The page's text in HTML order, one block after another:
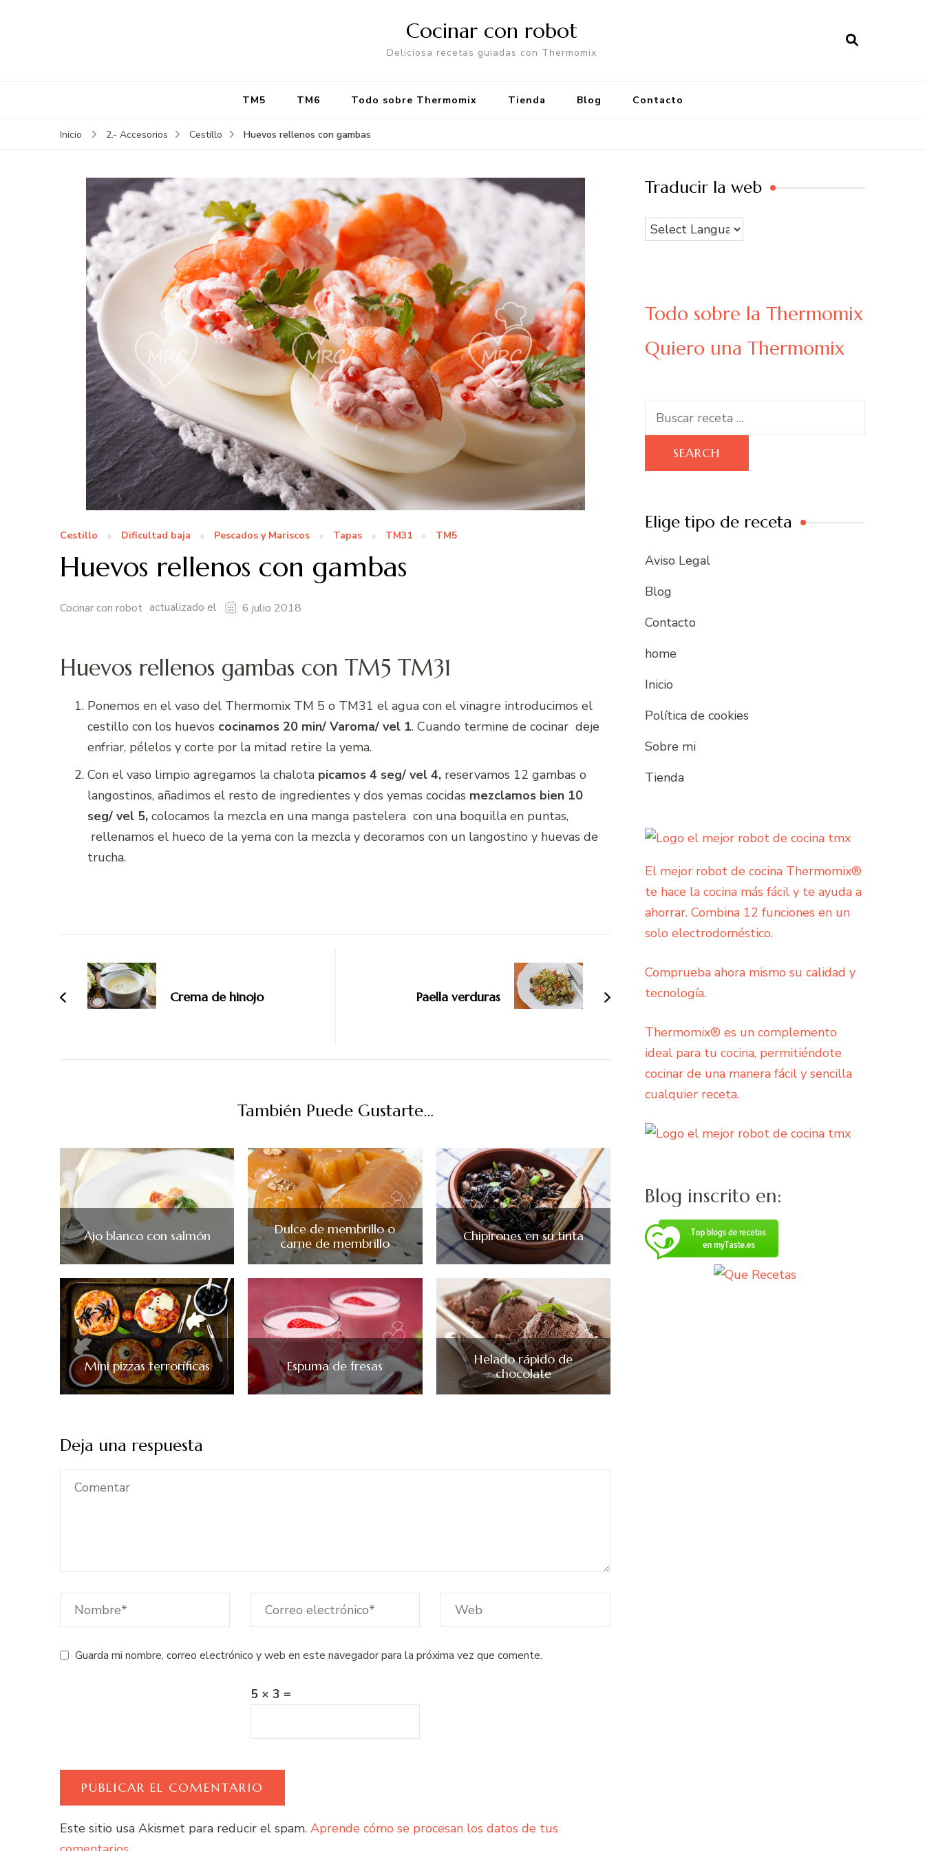
Cocinar con robot
Deliciosa recetas guiadas con Thermomix
TM5 TM6 Todo sobre Thermomix Tienda Blog Contacto
Inicio 2.- Accesorios Cestillo Huevos rellenos con gambas
Cestillo Dificultad baja Pescados y Mariscos Tapas TM31 TM5
Huevos rellenos con gambas
Cocinar con robot actualizado el 6 julio 2018
Huevos rellenos gambas con TM5 TM31
Ponemos en el vaso del Thermomix TM 5 o TM31 el agua con el vinagre introducimos el
cestillo con los huevos cocinamos 20 min/ Varoma/ vel 1. Cuando termine de cocinar deje
enfriar, pélelos y corte por la mitad retire la yema.
Con el vaso limpio agregamos la chalota picamos 4 seg/ vel 4, reservamos 12 gambas o
langostinos, añadimos el resto de ingredientes y dos yemas cocidas mezclamos bien 10
seg/ vel 5, colocamos la mezcla en una manga pastelera con una boquilla en puntas,
rellenamos el hueco de la yema con la mezcla y decoramos con un langostino y huevas de
trucha.
entradas
Crema de hinojo Paella verduras
También Puede Gustarte...
Ajo blanco con salmón
Dulce de membrillo o
carne de membrillo
Chipirones en su tinta
Mini pizzas terroríficas Espuma de fresas
Helado rápido de
chocolate
Deja una respuesta
Guarda mi nombre, correo electrónico y web en este navegador para la próxima vez que comente.
5 × 3 =
Este sitio usa Akismet para reducir el spam. Aprende cómo se procesan los datos de tus
Traducir la web
Todo sobre la Thermomix
Quiero una Thermomix
Search
for:
Elige tipo de receta
Aviso Legal
Blog
Contacto
home
Inicio
Política de cookies
Sobre mi
Tienda
El mejor robot de cocina Thermomix®
te hace la cocina más fácil y te ayuda a
ahorrar. Combina 12 funciones en un
solo electrodoméstico.
Comprueba ahora mismo su calidad y
tecnología.
Thermomix® es un complemento
ideal para tu cocina, permitiéndote
cocinar de una manera fácil y sencilla
cualquier receta.
Blog inscrito en: